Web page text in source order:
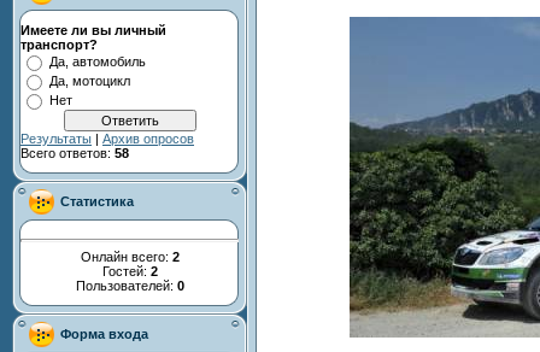
Имеете ли вы личный
транспорт?
Да, автомобиль
Да, мотоцикл
Нет
Результаты | Архив опросов
Всего ответов: 58
Статистика
Онлайн всего: 2
Гостей: 2
Пользователей: 0
Форма входа